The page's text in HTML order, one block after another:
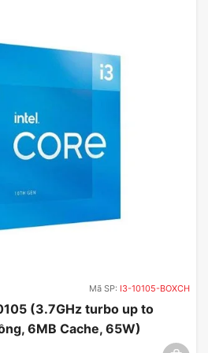
DC HC310 6TB được thử
kiện khắc nghiệt, đảm bảo
lỗi tốt, bảo vệ dữ liệu của
an toàn.
lượng
tối ưu hóa về tiêu thụ điện
tiêu thụ năng lượng không
cho các doanh nghiệp
pháp bền vững và hiệu quả
trì hệ thống lưu trữ của
Mã SP: I3-10105-BOXCH
(3.7GHz turbo up to
6MB Cache, 65W)